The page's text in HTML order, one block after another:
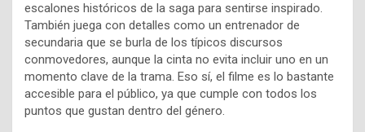
escalones históricos de la saga para sentirse inspirado.
También juega con detalles como un entrenador de
secundaria que se burla de los típicos discursos
conmovedores, aunque la cinta no evita incluir uno en un
momento clave de la trama. Eso sí, el filme es lo bastante
accesible para el público, ya que cumple con todos los
puntos que gustan dentro del género.